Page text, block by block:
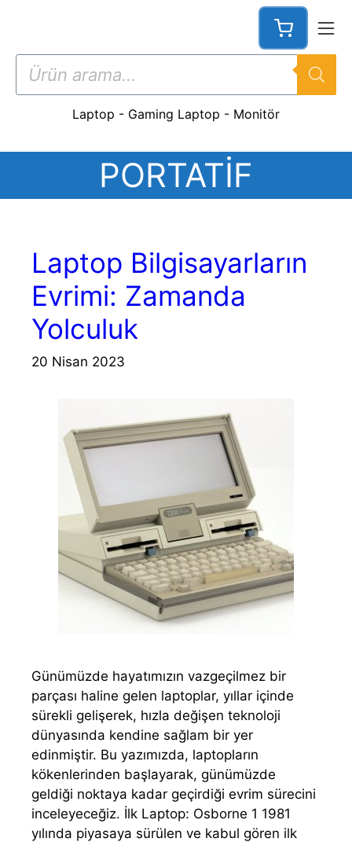
Products
search
Laptop - Gaming Laptop - Monitör
PORTATIF
Laptop Bilgisayarların
Evrimi: Zamanda
Yolculuk
20 Nisan 2023
Günümüzde hayatımızın vazgeçilmez bir
parçası haline gelen laptoplar, yıllar içinde
sürekli gelişerek, hızla değişen teknoloji
dünyasında kendine sağlam bir yer
edinmiştir. Bu yazımızda, laptopların
kökenlerinden başlayarak, günümüzde
geldiği noktaya kadar geçirdiği evrim sürecini
inceleyeceğiz. İlk Laptop: Osborne 1 1981
yılında piyasaya sürülen ve kabul gören ilk